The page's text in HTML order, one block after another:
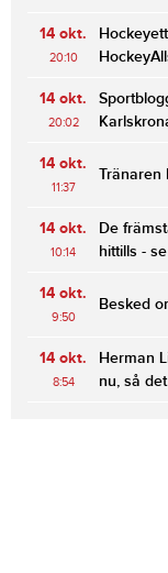
14 okt.
20:10
14 okt.
20:02
14 okt.
11:37
Tränaren
14 okt.
10:14
De
hittills -
14 okt.
9:50
Besked
14 okt.
8:54
Herman
nu, så